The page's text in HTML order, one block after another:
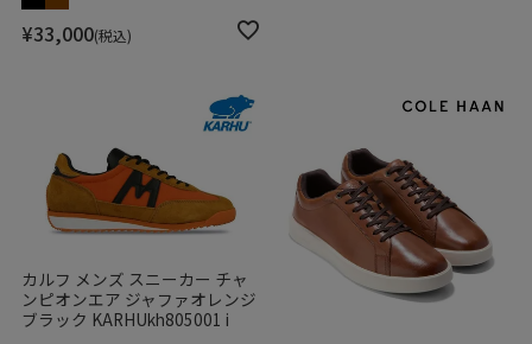
¥33,000 税込
カルフ メンズ スニーカー チャ
ンピオンエア ジャファオレンジ
ブラック KARHUkh805001 i